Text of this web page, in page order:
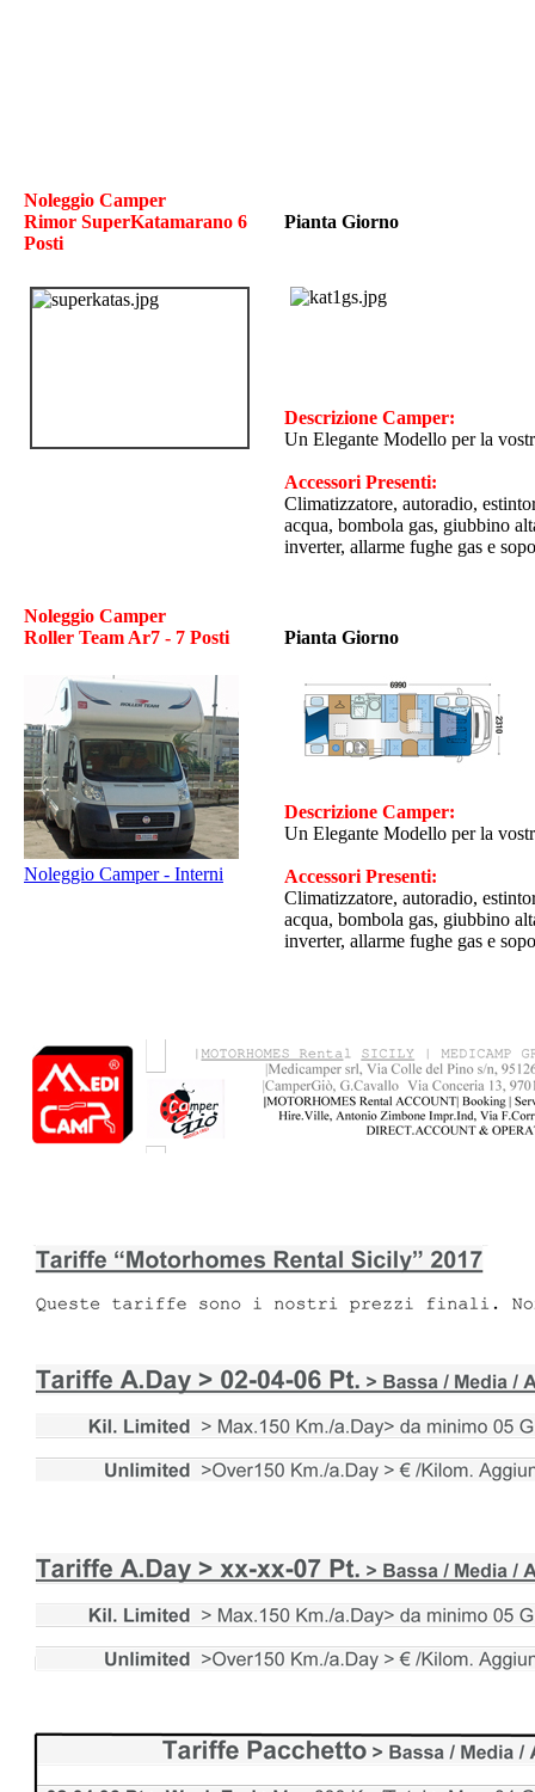
Noleggio Camper
Rimor SuperKatamarano 6
Posti
Pianta Giorno
Descrizione Camper:
Un Elegante Modello per la
Accessori Presenti:
Climatizzatore, autoradio,
acqua, bombola gas, giubbino
inverter, allarme fughe gas e
Noleggio Camper
Roller Team Ar7 - 7 Posti
Pianta Giorno
Noleggio Camper - Interni
Descrizione Camper:
Un Elegante Modello per la
Accessori Presenti:
Climatizzatore, autoradio,
acqua, bombola gas, giubbino
inverter, allarme fughe gas e